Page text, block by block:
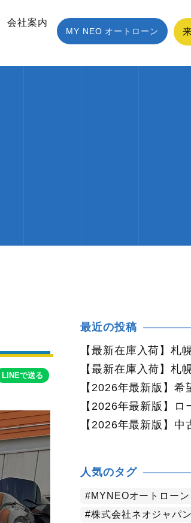
会社案内
MY NEO オートローン
LINEで送る
最近の投稿
人気のタグ
MYNEOオートローン
株式会社ネオジャパン